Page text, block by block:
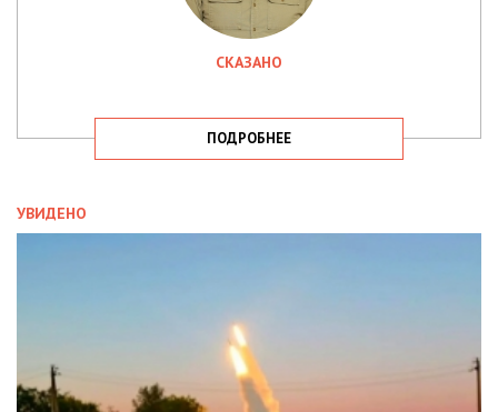
СКАЗАНО
ПОДРОБНЕЕ
УВИДЕНО